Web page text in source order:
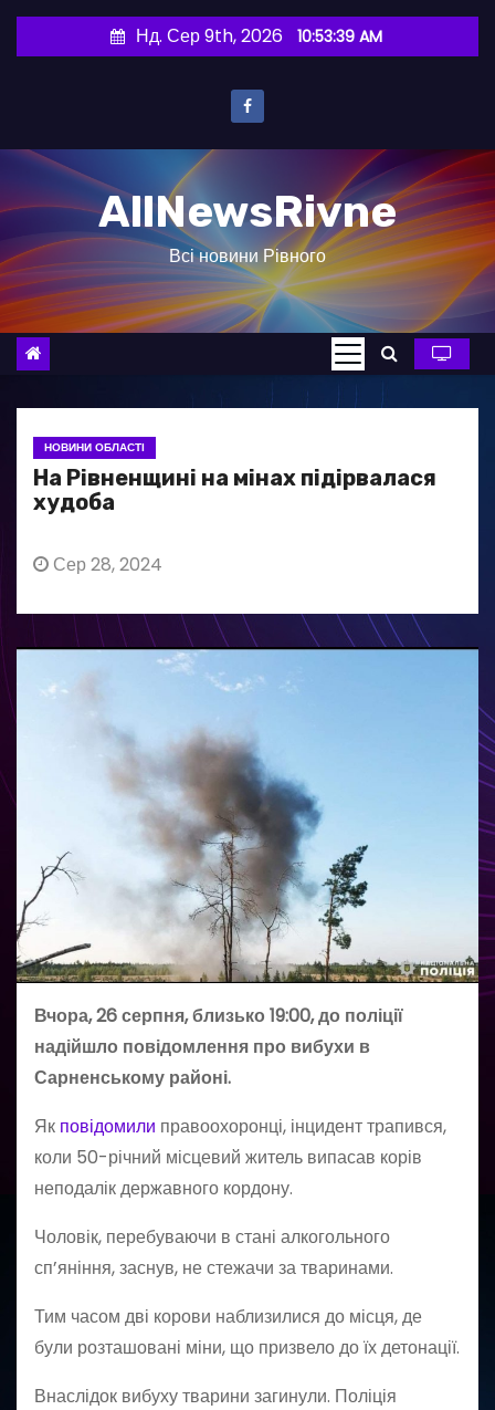
и
о
в
Нд. Сер 9th, 2026 10:53:40 AM
AllNewsRivne
Всі новини Рівного
НОВИНИ ОБЛАСТІ
На Рівненщині на мінах підірвалася
худоба
Сер 28, 2024
Вчора, 26 серпня, близько 19:00, до поліції
надійшло повідомлення про вибухи в
Сарненському районі.
Як повідомили правоохоронці, інцидент трапився,
коли 50-річний місцевий житель випасав корів
неподалік державного кордону.
Чоловік, перебуваючи в стані алкогольного
сп’яніння, заснув, не стежачи за тваринами.
Тим часом дві корови наблизилися до місця, де
були розташовані міни, що призвело до їх детонації.
Внаслідок вибуху тварини загинули. Поліція